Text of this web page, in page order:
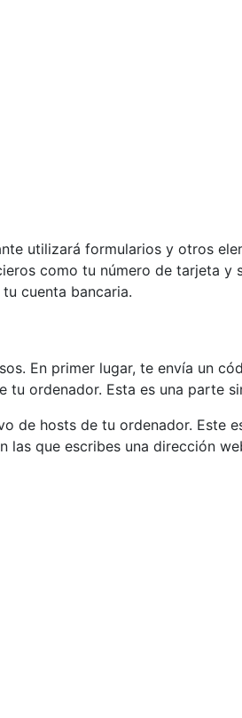
utilizará formularios y otros
como tu número de tarjeta
cuenta bancaria.
En primer lugar, te envía un
ordenador. Esta es una parte
de hosts de tu ordenador. Este
que escribes una dirección